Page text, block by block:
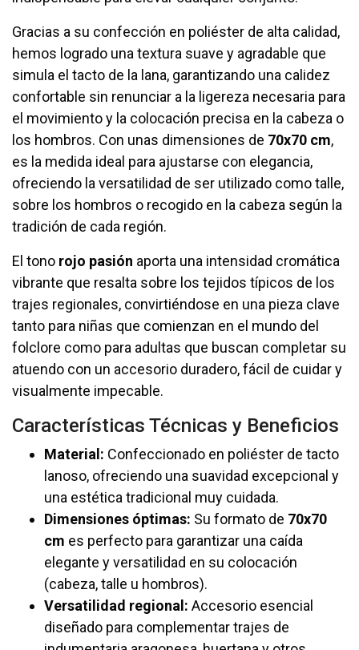
Gracias a su confección en poliéster de alta calidad,
hemos logrado una textura suave y agradable que
simula el tacto de la lana, garantizando una calidez
confortable sin renunciar a la ligereza necesaria para
el movimiento y la colocación precisa en la cabeza o
los hombros. Con unas dimensiones de 70x70 cm,
es la medida ideal para ajustarse con elegancia,
ofreciendo la versatilidad de ser utilizado como talle,
sobre los hombros o recogido en la cabeza según la
tradición de cada región.
El tono rojo pasión aporta una intensidad cromática
vibrante que resalta sobre los tejidos típicos de los
trajes regionales, convirtiéndose en una pieza clave
tanto para niñas que comienzan en el mundo del
folclore como para adultas que buscan completar su
atuendo con un accesorio duradero, fácil de cuidar y
visualmente impecable.
Características Técnicas y Beneficios
Material: Confeccionado en poliéster de tacto
lanoso, ofreciendo una suavidad excepcional y
una estética tradicional muy cuidada.
Dimensiones óptimas: Su formato de 70x70
cm es perfecto para garantizar una caída
elegante y versatilidad en su colocación
(cabeza, talle u hombros).
Versatilidad regional: Accesorio esencial
diseñado para complementar trajes de